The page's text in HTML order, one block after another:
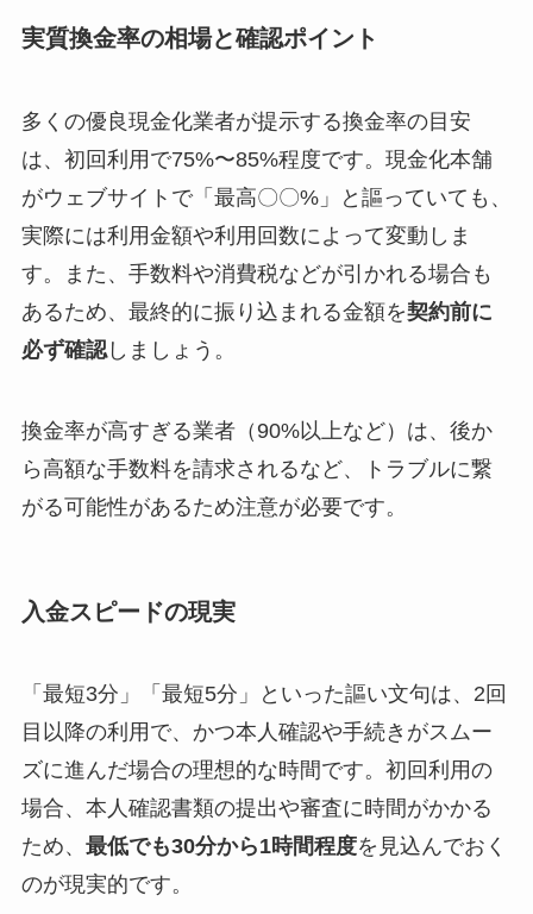
実質換金率の相場と確認ポイント
多くの優良現金化業者が提示する換金率の目安
は、初回利用で75%〜85%程度です。現金化本舗
がウェブサイトで「最高〇〇%」と謳っていても、
実際には利用金額や利用回数によって変動しま
す。また、手数料や消費税などが引かれる場合も
あるため、最終的に振り込まれる金額を契約前に
必ず確認しましょう。
換金率が高すぎる業者（90%以上など）は、後か
ら高額な手数料を請求されるなど、トラブルに繋
がる可能性があるため注意が必要です。
入金スピードの現実
「最短3分」「最短5分」といった謳い文句は、2回
目以降の利用で、かつ本人確認や手続きがスムー
ズに進んだ場合の理想的な時間です。初回利用の
場合、本人確認書類の提出や審査に時間がかかる
ため、 最低でも30分から1時間程度を見込んでおく
のが現実的です。